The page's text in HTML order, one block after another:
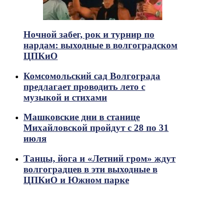
Ночной забег, рок и турнир по
нардам: выходные в волгоградском
ЦПКиО
Комсомольский сад Волгограда
предлагает проводить лето с
музыкой и стихами
Машковские дни в станице
Михайловской пройдут с 28 по 31
июля
Танцы, йога и «Летний гром» ждут
волгоградцев в эти выходные в
ЦПКиО и Южном парке